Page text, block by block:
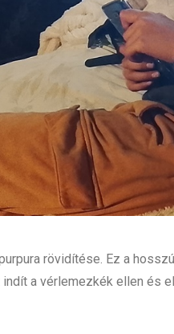
rövidítése. Ez a
a vérlemezkék ellen és